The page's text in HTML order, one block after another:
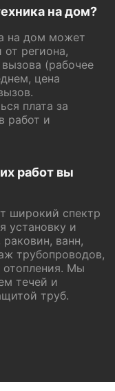
на дом?
на дом может
от региона,
(рабочее
цена
плата за
работ и
работ вы
широкий спектр
установку и
ванн,
трубопроводов,
отопления. Мы
течей и
труб.